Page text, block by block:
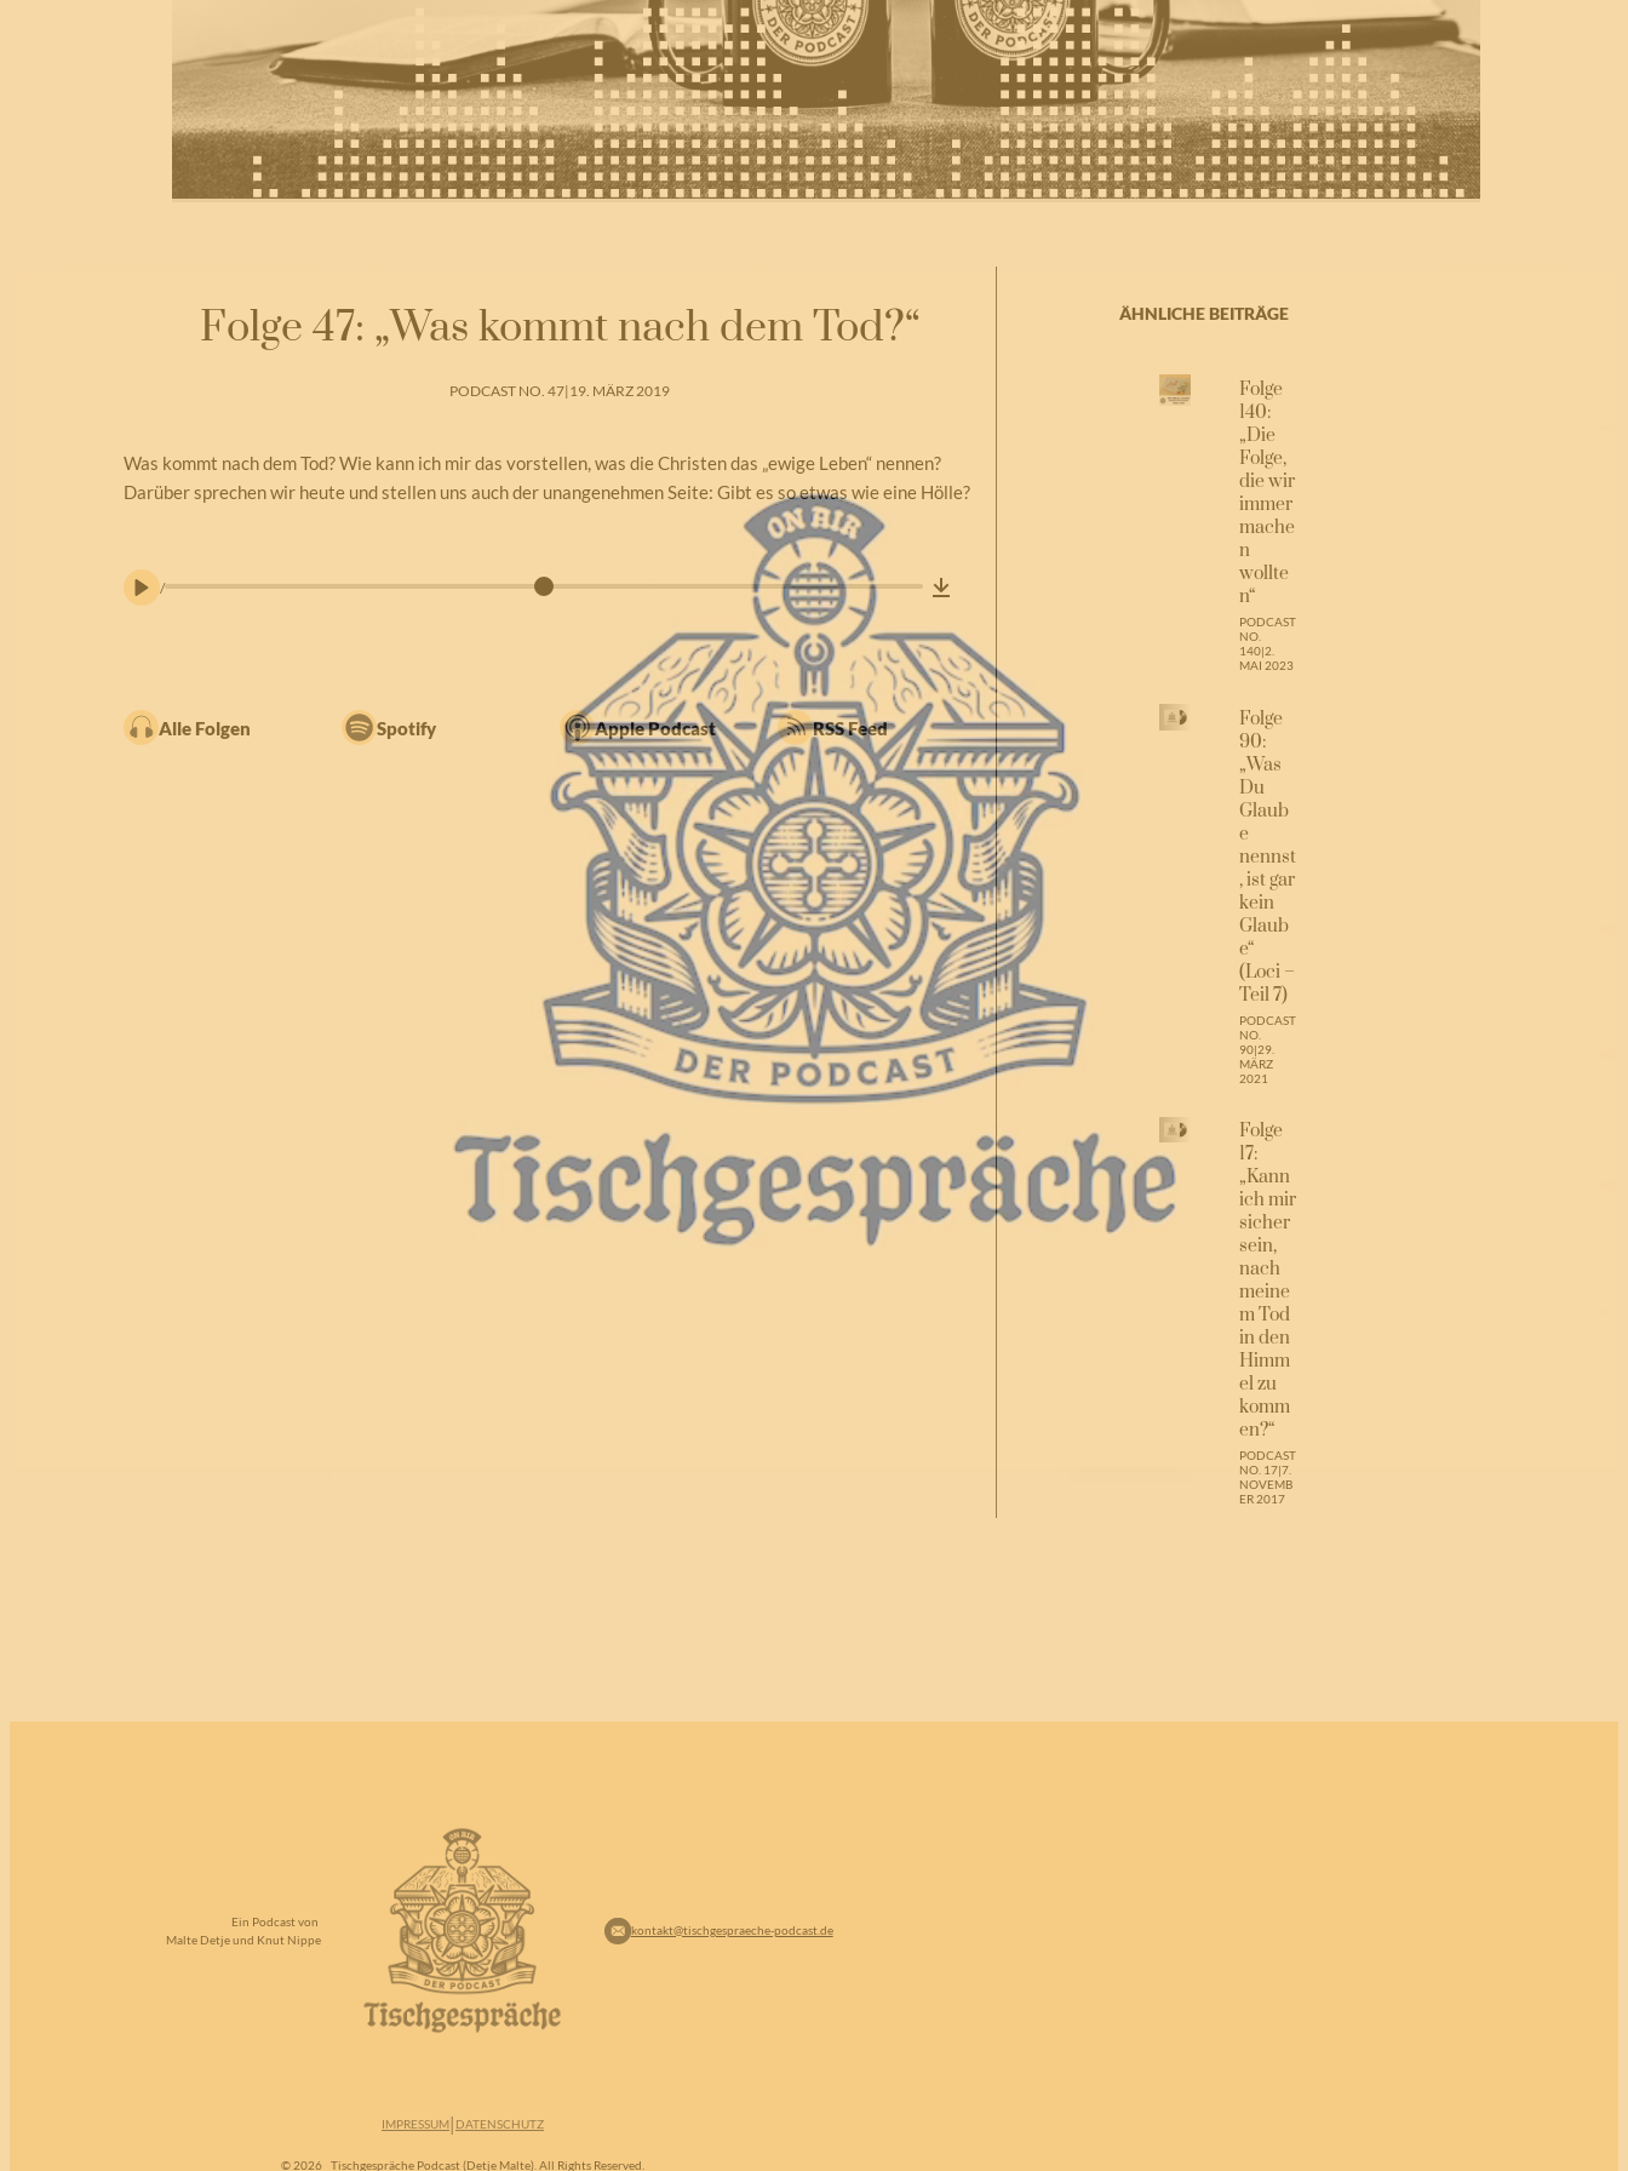
Folge 47: „Was kommt nach dem Tod?“
PODCAST NO. 47| 19. MÄRZ 2019
Was kommt nach dem Tod? Wie kann ich mir das vorstellen, was die Christen das „ewige Leben“ nennen?
Darüber sprechen wir heute und stellen uns auch der unangenehmen Seite: Gibt es so etwas wie eine Hölle?
/
Alle Folgen Spotify Apple Podcast RSS Feed
ÄHNLICHE BEITRÄGE
Folge
140:
„Die
Folge,
die wir
immer
mache
n
wollte
n“
PODCAST
NO.
140|2.
MAI 2023
Folge
90:
„Was
Du
Glaub
e
nennst
, ist gar
kein
Glaub
e“
(Loci –
Teil 7)
PODCAST
NO.
90|29.
MÄRZ
2021
Folge
17:
„Kann
ich mir
sicher
sein,
nach
meine
m Tod
in den
Himm
el zu
komm
en?“
PODCAST
NO. 17|7.
NOVEMB
ER 2017
Ein Podcast von
Malte Detje und Knut Nippe
kontakt@tischgespraeche-podcast.de
IMPRESSUM| DATENSCHUTZ
© 2026 Tischgespräche Podcast (Detje Malte). All Rights Reserved.